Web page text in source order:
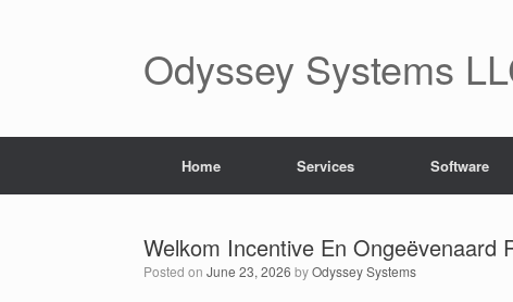
Odyssey Systems
Home Services Software
Welkom Incentive En Ongeëvenaard
Posted on June 23, 2026 byOdyssey Systems